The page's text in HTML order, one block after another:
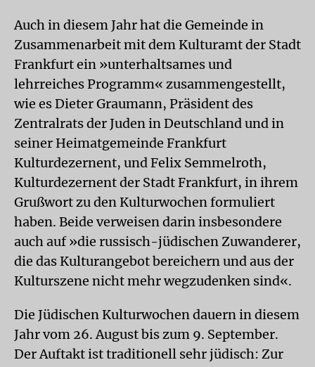
Auch in diesem Jahr hat die Gemeinde in
Zusammenarbeit mit dem Kulturamt der Stadt
Frankfurt ein »unterhaltsames und
lehrreiches Programm« zusammengestellt,
wie es Dieter Graumann, Präsident des
Zentralrats der Juden in Deutschland und in
seiner Heimatgemeinde Frankfurt
Kulturdezernent, und Felix Semmelroth,
Kulturdezernent der Stadt Frankfurt, in ihrem
Grußwort zu den Kulturwochen formuliert
haben. Beide verweisen darin insbesondere
auch auf »die russisch-jüdischen Zuwanderer,
die das Kulturangebot bereichern und aus der
Kulturszene nicht mehr wegzudenken sind«.
Die Jüdischen Kulturwochen dauern in diesem
Jahr vom 26. August bis zum 9. September.
Der Auftakt ist traditionell sehr jüdisch: Zur